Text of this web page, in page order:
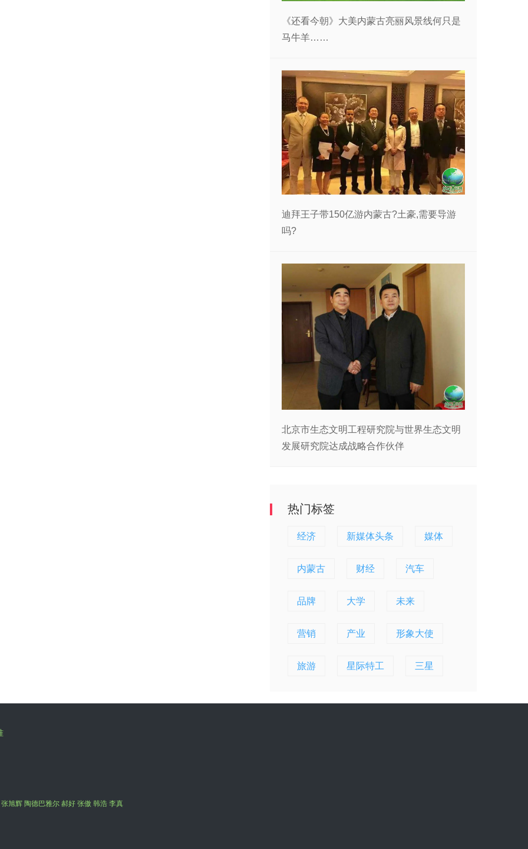
《还看今朝》大美内蒙古亮丽风景线何只是
马牛羊……
迪拜王子带150亿游内蒙古?土豪,需要导游
吗?
北京市生态文明工程研究院与世界生态文明
发展研究院达成战略合作伙伴
热门标签
经济 新媒体头条 媒体
内蒙古 财经 汽车
品牌 大学 未来
营销 产业 形象大使
旅游 星际特工 三星
旭辉 陶德巴雅尔 郝好 张傲 韩浩 李真